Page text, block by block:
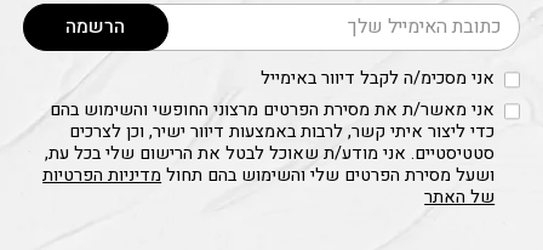
דוא׳׳ל הרשמה
אני מסכימ/ה לקבל דיוור באימייל
אני מאשר/ת את מסירת הפרטים מרצוני החופשי והשימוש בהם
כדי ליצור איתי קשר, לרבות באמצעות דיוור ישיר, וכן לצרכים
סטטיסטיים. אני מודע/ת שאוכל לבטל את הרישום שלי בכל עת,
ושעל מסירת הפרטים שלי והשימוש בהם תחולמדיניות הפרטיות
של האתר